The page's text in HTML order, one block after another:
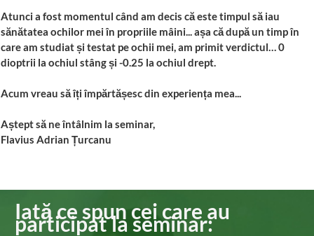
Atunci a fost momentul când am decis că este timpul să iau
sănătatea ochilor mei în propriile mâini... așa că după un timp în
care am studiat și testat pe ochii mei, am primit verdictul… 0
dioptrii la ochiul stâng și -0.25 la ochiul drept.
Acum vreau să îți împărtășesc din experiența mea...
Aștept să ne întâlnim la seminar,
Flavius Adrian Țurcanu
Iată ce spun cei care au
participat la seminar: